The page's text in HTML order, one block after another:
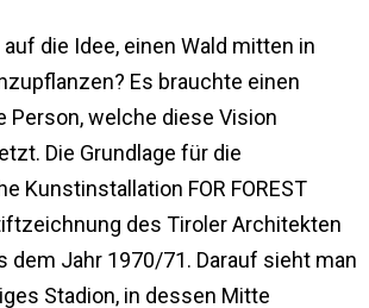
die Idee, einen Wald mitten in
Es brauchte einen
Person, welche diese Vision
Die Grundlage für die
Kunstinstallation FOR FOREST
des Tiroler Architekten
dem Jahr 1970/71. Darauf sieht man
Stadion, in dessen Mitte